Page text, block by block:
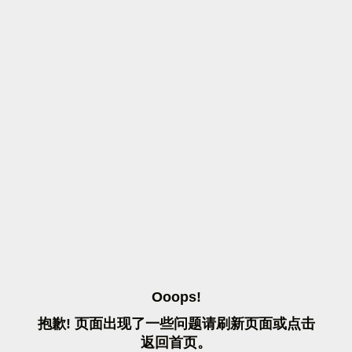
OOOPS!
抱歉! 页面出现了一些问题请刷 新页面或点击
返 回首页。